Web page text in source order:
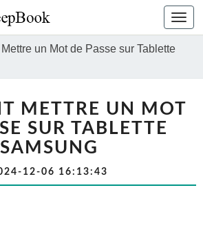
la
un Mot de Passe sur Tablette
METTRE UN MOT
SUR TABLETTE
SAMSUNG
12-06 16:13:43